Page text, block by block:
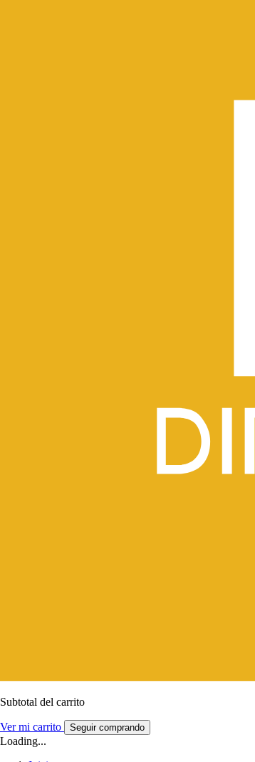
Subtotal del carrito
Ver mi carrito Seguir comprando
Loading...